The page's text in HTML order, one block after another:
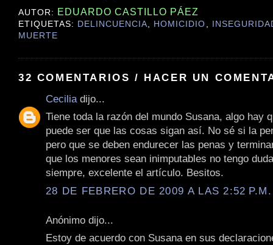
AUTOR: EDUARDO CASTILLO PÁEZ
ETIQUETAS: DELINCUENCIA, HOMICIDIO ,
MUERTE
32 COMENTARIOS / HACER UN
Cecilia dijo...
Tiene toda la razón del mundo Susana, algo hay
puede ser que las cosas sigan así. No sé si la
pero que se deben endurecer las penas y
que los menores sean inimputables no tengo
siempre, excelente el artículo. Besitos.
28 DE FEBRERO DE 2009 A LAS 2:52 P.M.
Anónimo dijo...
Estoy de acuerdo con Susana en sus